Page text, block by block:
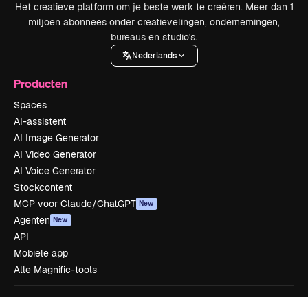
Het creatieve platform om je beste werk te creëren. Meer dan 1
miljoen abonnees onder creatievelingen, ondernemingen,
bureaus en studio's.
Nederlands
Producten
Spaces
AI-assistent
AI Image Generator
AI Video Generator
AI Voice Generator
Stockcontent
MCP voor Claude/ChatGPT New
Agenten New
API
Mobiele app
Alle Magnific-tools